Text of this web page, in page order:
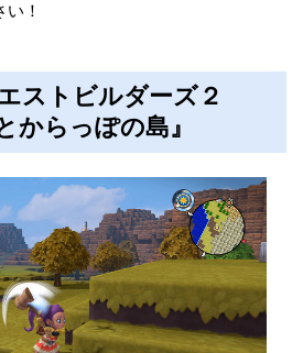
！
エストビルダーズ２
からっぽの島』